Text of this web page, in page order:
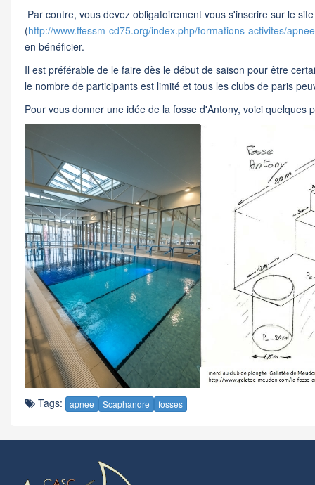
Par contre, vous devez obligatoirement vous s'inscrire sur le
(http://www.ffessm-cd75.org/index.php/formations-activites/
en bénéficier.
Il est préférable de le faire dès le début de saison pour être
le nombre de participants est limité et tous les clubs de paris
Pour vous donner une idée de la fosse d'Antony, voici quelques
Tags: apnee Scaphandre fosses